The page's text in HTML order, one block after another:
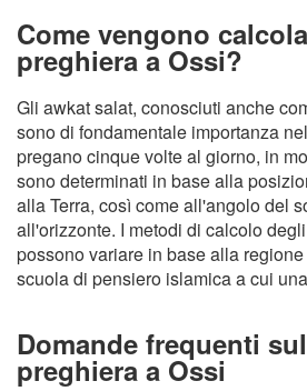
Come vengono
preghiera a Ossi?
Gli awkat salat, conosciuti anche
sono di fondamentale importanza
pregano cinque volte al giorno, in
sono determinati in base alla
alla Terra, così come all'angolo del
all'orizzonte. I metodi di calcolo
possono variare in base alla
scuola di pensiero islamica a cui
Domande frequenti
preghiera a Ossi